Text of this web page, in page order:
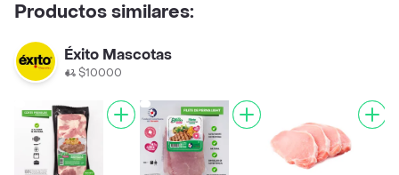
Productos similares:
Éxito Mascotas
$10000